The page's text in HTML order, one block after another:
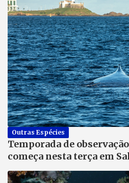
Outras Espécies
Temporada de
começa nesta terça em